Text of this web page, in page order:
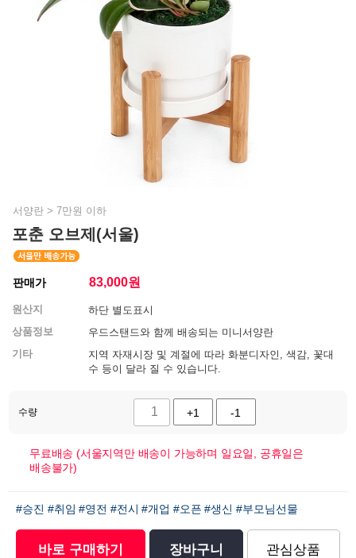
서양란 > 7만원 이하
포춘 오브제(서울)
판매가 83,000원
원산지
하단 별도표시
상품정보
우드스탠드와 함께 배송되는 미니서양란
기타
지역 자재시장 및 계절에 따라 화분디자인, 색감, 꽃대
수 등이 달라 질 수 있습니다.
수량 +1 -1
무료배송 (서울지역만 배송이 가능하며 일요일, 공휴일은
배송불가)
#승진 #취임 #영전 #전시 #개업 #오픈 #생신 #부모님선물
바로 구매하기 장바구니 관심상품